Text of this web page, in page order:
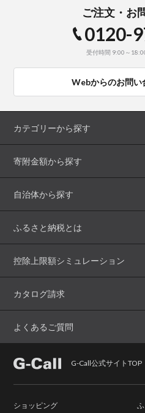
ご注文・お
0120-
受付時間 9:00～
Webからのお問い
カテゴリーから探す
寄附金額から探す
自治体から探す
ふるさと納税とは
控除上限額シミュレーション
カタログ請求
よくあるご質問
G-Call公式サイトTOP
ショッピング